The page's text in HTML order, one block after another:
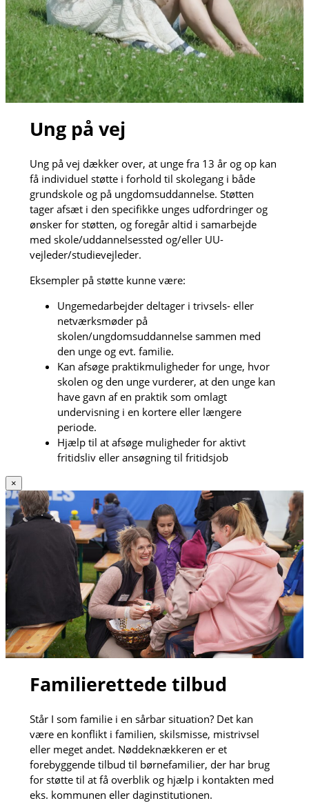
Ung på vej
Ung på vej dækker over, at unge fra 13 år og op kan
få individuel støtte i forhold til skolegang i både
grundskole og på ungdomsuddannelse. Støtten
tager afsæt i den specifikke unges udfordringer og
ønsker for støtten, og foregår altid i samarbejde
med skole/uddannelsessted og/eller UU-
vejleder/studievejleder.
Eksempler på støtte kunne være:
Ungemedarbejder deltager i trivsels- eller
netværksmøder på
skolen/ungdomsuddannelse sammen med
den unge og evt. familie.
Kan afsøge praktikmuligheder for unge, hvor
skolen og den unge vurderer, at den unge kan
have gavn af en praktik som omlagt
undervisning i en kortere eller længere
periode.
Hjælp til at afsøge muligheder for aktivt
fritidsliv eller ansøgning til fritidsjob
×
Familierettede tilbud
Står I som familie i en sårbar situation? Det kan
være en konflikt i familien, skilsmisse, mistrivsel
eller meget andet. Nøddeknækkeren er et
forebyggende tilbud til børnefamilier, der har brug
for støtte til at få overblik og hjælp i kontakten med
eks. kommunen eller daginstitutionen.